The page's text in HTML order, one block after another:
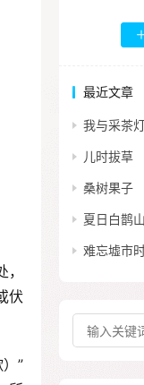
伏
”
最近文章
我与采茶
儿时拔草
桑树果子
夏日白鹊山
难忘墟市